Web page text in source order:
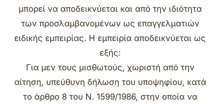
μπορεί να αποδεικνύεται και από την ιδιότητα
των προσλαμβανομένων ως επαγγελματιών
ειδικής εμπειρίας. Η εμπειρία αποδεικνύεται ως
εξής:
Για μεν τους μισθωτούς, χωριστή από την
αίτηση, υπεύθυνη δήλωση του υποψηφίου, κατά
το άρθρο 8 του Ν. 1599/1986, στην οποία να